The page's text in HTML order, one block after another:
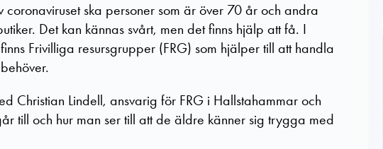
coronaviruset ska personer som är över 70 år och andra
Det kan kännas svårt, men det finns hjälp att få. I
Frivilliga resursgrupper (FRG) som hjälper till att handla
Christian Lindell, ansvarig för FRG i Hallstahammar och
till och hur man ser till att de äldre känner sig trygga med